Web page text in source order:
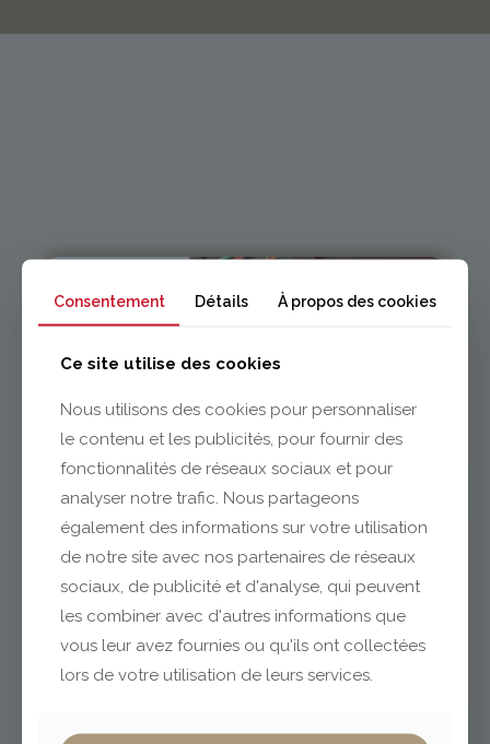
Issoire
04 73 55 06 09
contact@gabriel-sa.fr
Clermont-Ferrand
04 73 42 18 38
Consentement Détails À propos des cookies
Ce site utilise des cookies
Nous utilisons des cookies pour personnaliser
le contenu et les publicités, pour fournir des
fonctionnalités de réseaux sociaux et pour
analyser notre trafic. Nous partageons
également des informations sur votre utilisation
de notre site avec nos partenaires de réseaux
sociaux, de publicité et d'analyse, qui peuvent
les combiner avec d'autres informations que
vous leur avez fournies ou qu'ils ont collectées
lors de votre utilisation de leurs services.